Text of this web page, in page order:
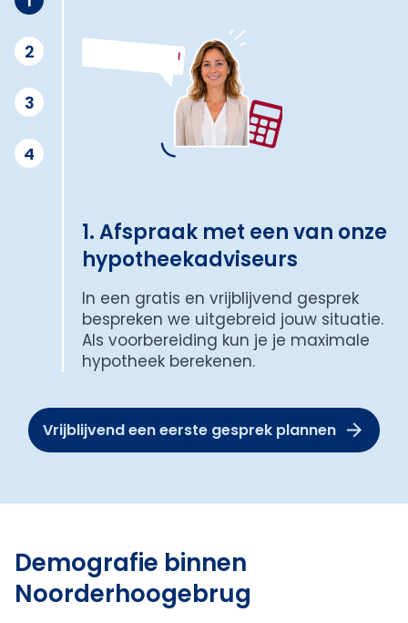
2
3
4
1. Afspraak met een van onze
hypotheekadviseurs
In een gratis en vrijblijvend gesprek
bespreken we uitgebreid jouw situatie.
Als voorbereiding kun je je maximale
hypotheek berekenen.
Vrijblijvend een eerste gesprek plannen
Demografie binnen
Noorderhoogebrug